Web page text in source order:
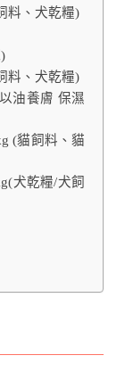
料、犬乾糧)
料、犬乾糧)
油養膚 保濕
(貓飼料、貓
犬乾糧/犬飼